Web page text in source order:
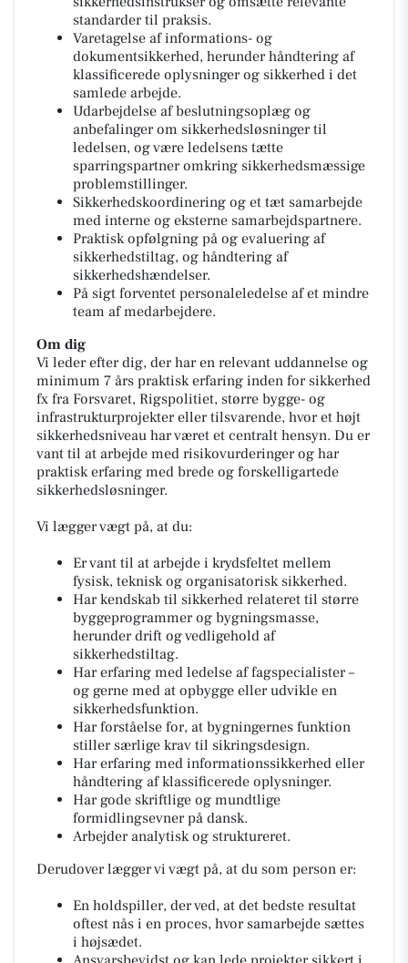
standarder til praksis.
Varetagelse af informations- og
dokumentsikkerhed, herunder håndtering af
klassificerede oplysninger og sikkerhed i det
samlede arbejde.
Udarbejdelse af beslutningsoplæg og
anbefalinger om sikkerhedsløsninger til
ledelsen, og være ledelsens tætte
sparringspartner omkring sikkerhedsmæssige
problemstillinger.
Sikkerhedskoordinering og et tæt samarbejde
med interne og eksterne samarbejdspartnere.
Praktisk opfølgning på og evaluering af
sikkerhedstiltag, og håndtering af
sikkerhedshændelser.
På sigt forventet personaleledelse af et mindre
team af medarbejdere.
Om dig
Vi leder efter dig, der har en relevant uddannelse og
minimum 7 års praktisk erfaring inden for sikkerhed
fx fra Forsvaret, Rigspolitiet, større bygge- og
infrastrukturprojekter eller tilsvarende, hvor et højt
sikkerhedsniveau har været et centralt hensyn. Du er
vant til at arbejde med risikovurderinger og har
praktisk erfaring med brede og forskelligartede
sikkerhedsløsninger.
Vi lægger vægt på, at du:
Er vant til at arbejde i krydsfeltet mellem
fysisk, teknisk og organisatorisk sikkerhed.
Har kendskab til sikkerhed relateret til større
byggeprogrammer og bygningsmasse,
herunder drift og vedligehold af
sikkerhedstiltag.
Har erfaring med ledelse af fagspecialister –
og gerne med at opbygge eller udvikle en
sikkerhedsfunktion.
Har forståelse for, at bygningernes funktion
stiller særlige krav til sikringsdesign.
Har erfaring med informationssikkerhed eller
håndtering af klassificerede oplysninger.
Har gode skriftlige og mundtlige
formidlingsevner på dansk.
Arbejder analytisk og struktureret.
Derudover lægger vi vægt på, at du som person er:
En holdspiller, der ved, at det bedste resultat
oftest nås i en proces, hvor samarbejde sættes
i højsædet.